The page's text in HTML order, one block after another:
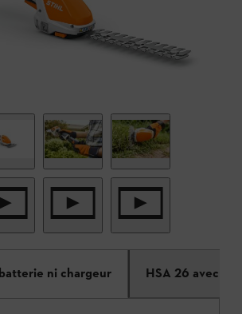
ni chargeur HSA 26 avec